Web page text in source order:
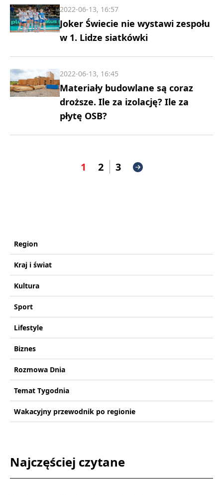
Joker Świecie nie wystawi zespołu
w 1. Lidze siatkówki
2022-06-13, 16:57
Materiały budowlane są coraz
droższe. Ile za izolację? Ile za
płytę OSB?
2022-06-13, 16:45
1 2 3
Region
Kraj i świat
Kultura
Sport
Lifestyle
Biznes
Rozmowa Dnia
Temat Tygodnia
Wakacyjny przewodnik po regionie
Najczęściej czytane